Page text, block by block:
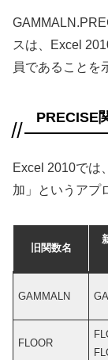
スは、Excel
員であることを
PRECISE
Excel 2010では
加」というアプ
旧関数名
GAMMALN
FLOOR